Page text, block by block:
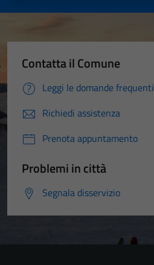
Contatta il Comune
Leggi le domande frequenti
Richiedi assistenza
Prenota appuntamento
Problemi in città
Segnala disservizio